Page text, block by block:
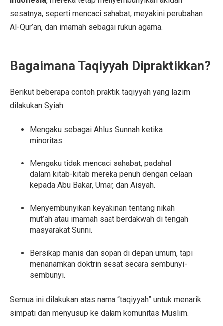
sesatnya, seperti mencaci sahabat, meyakini perubahan
Al-Qur’an, dan imamah sebagai rukun agama.
Bagaimana Taqiyyah Dipraktikkan?
Berikut beberapa contoh praktik taqiyyah yang lazim
dilakukan Syiah:
Mengaku sebagai Ahlus Sunnah ketika
minoritas.
Mengaku tidak mencaci sahabat, padahal
dalam kitab-kitab mereka penuh dengan celaan
kepada Abu Bakar, Umar, dan Aisyah.
Menyembunyikan keyakinan tentang nikah
mut’ah atau imamah saat berdakwah di tengah
masyarakat Sunni.
Bersikap manis dan sopan di depan umum, tapi
menanamkan doktrin sesat secara sembunyi-
sembunyi.
Semua ini dilakukan atas nama “taqiyyah” untuk menarik
simpati dan menyusup ke dalam komunitas Muslim.